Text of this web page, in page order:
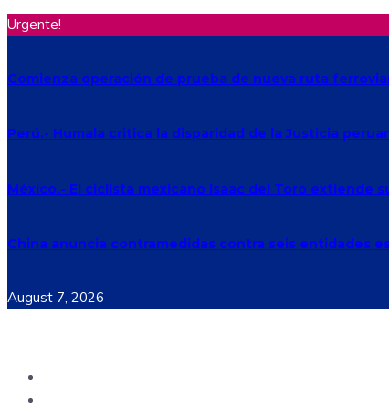
Urgente!
Comienza operación de prueba de nueva ruta
Perú.- Humala critica la disparidad de la Justicia
México.- El ciclista mexicano Isaac del Toro extiende
China anuncia contramedidas contra seis entidades
August 7, 2026